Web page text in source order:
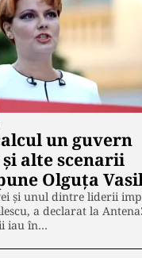
un guvern
alte scenarii
Olguța
și unul dintre liderii
a declarat la
iau în…